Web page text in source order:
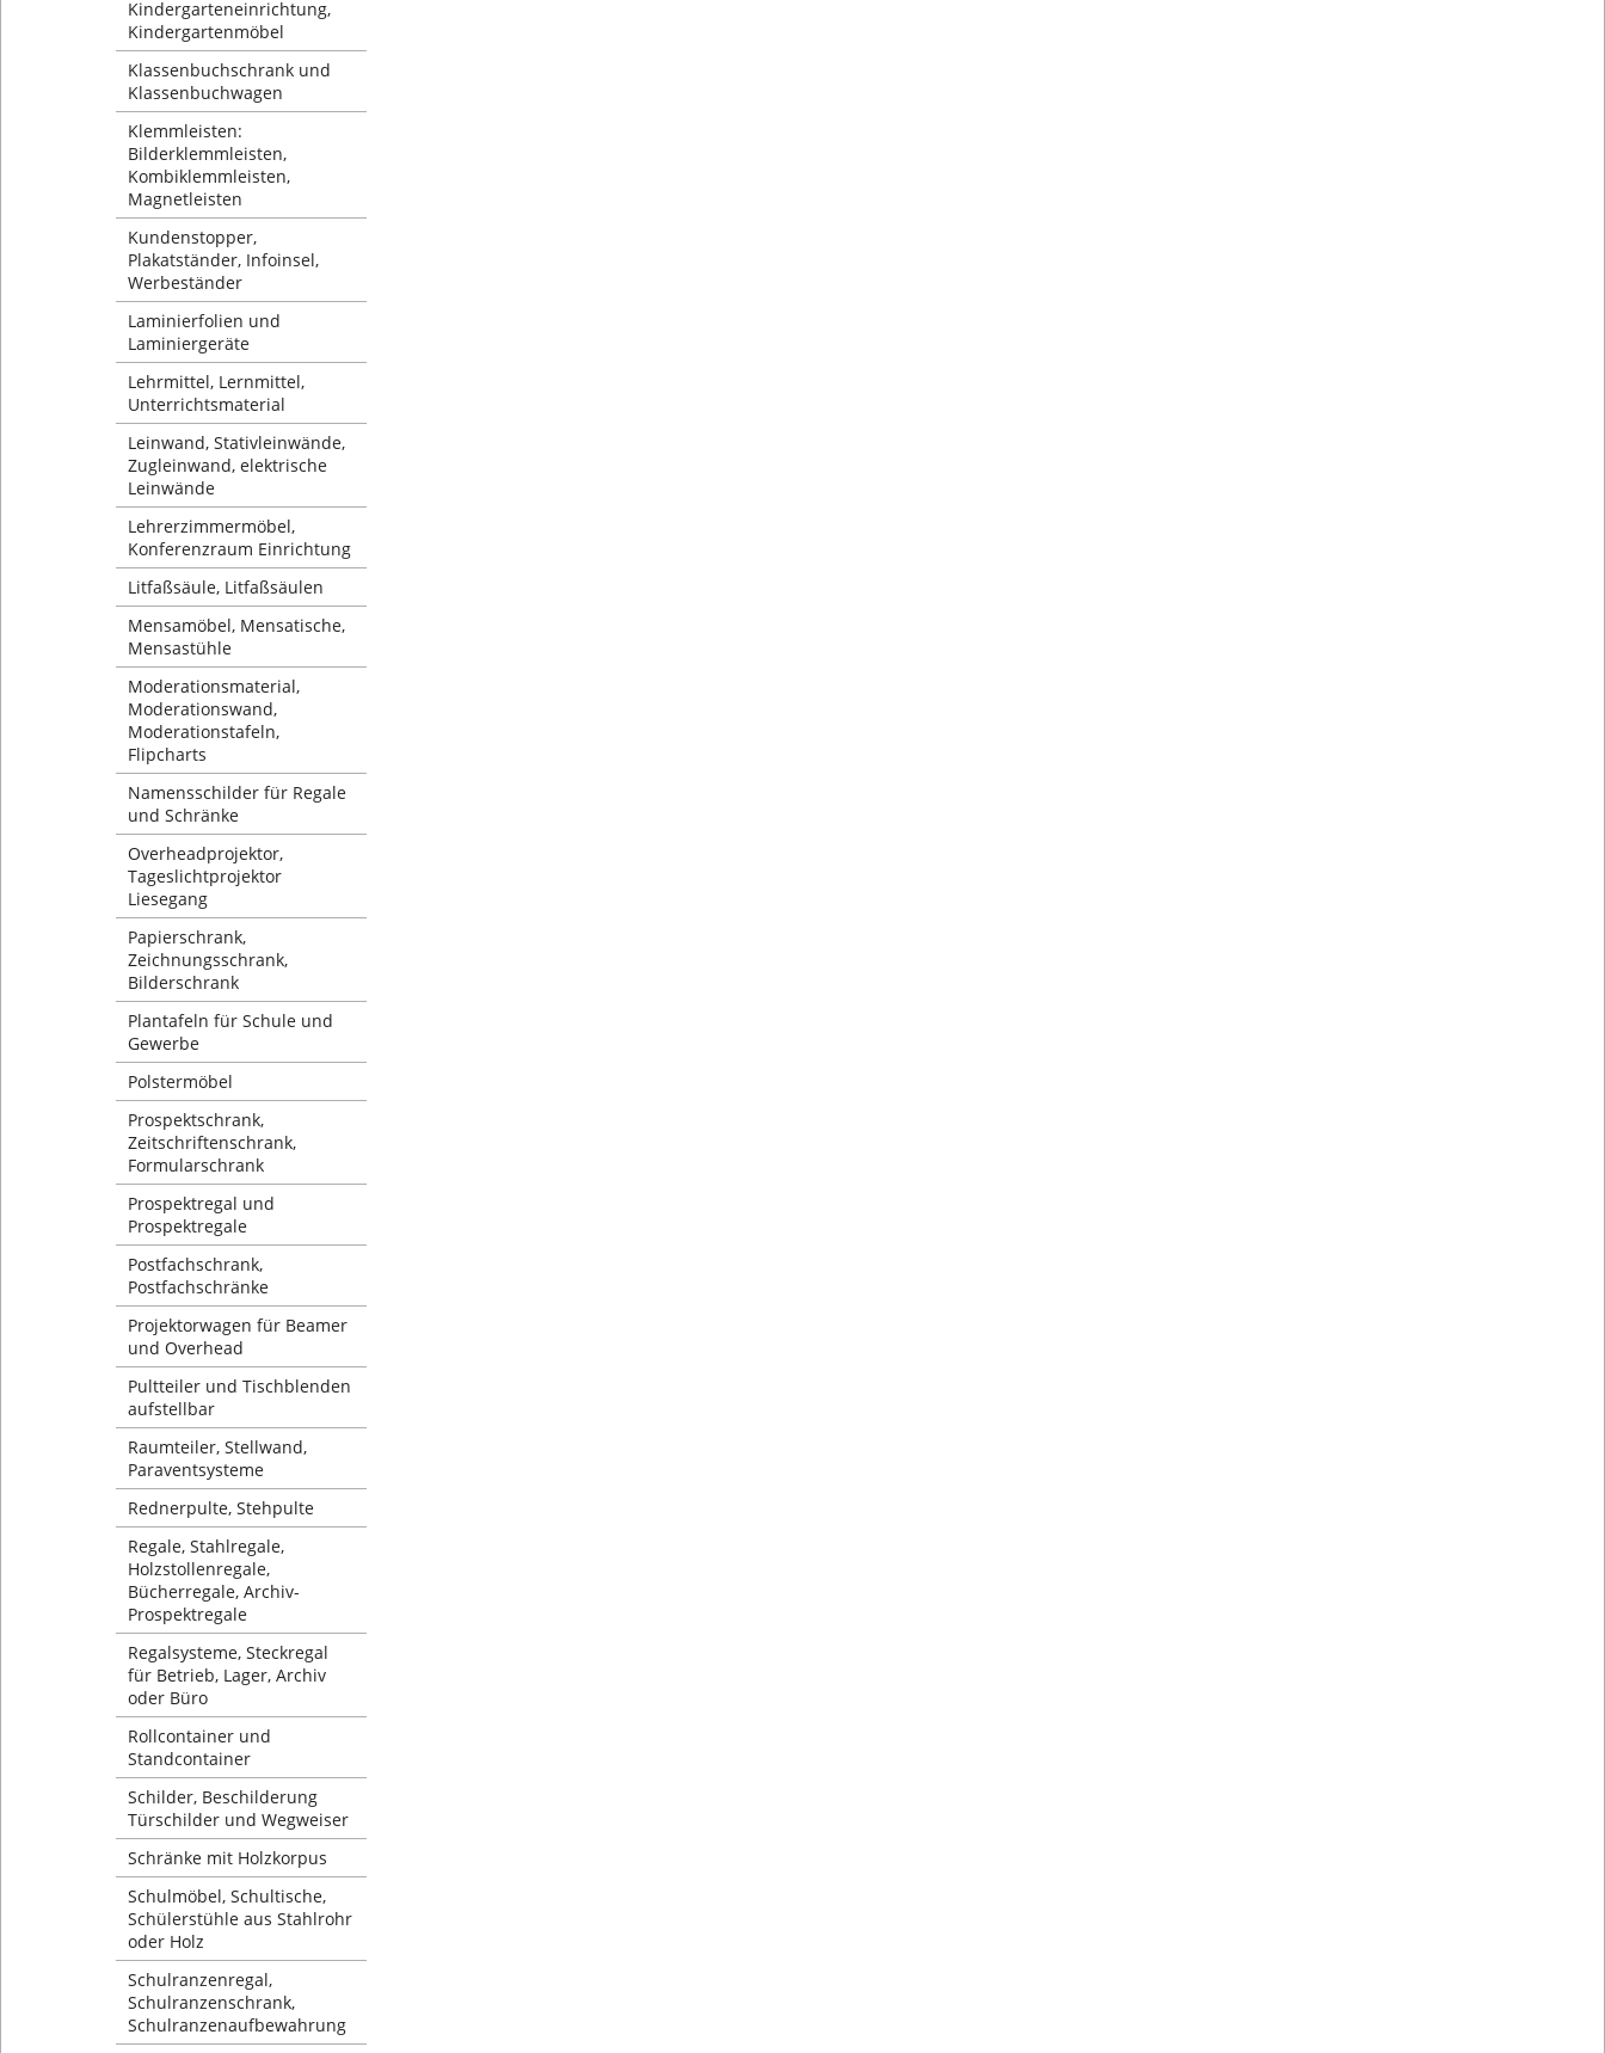
Kindergarteneinrichtung,
Kindergartenmöbel
Klassenbuchschrank und
Klassenbuchwagen
Klemmleisten:
Bilderklemmleisten,
Kombiklemmleisten,
Magnetleisten
Kundenstopper,
Plakatständer, Infoinsel,
Werbeständer
Laminierfolien und
Laminiergeräte
Lehrmittel, Lernmittel,
Unterrichtsmaterial
Leinwand, Stativleinwände,
Zugleinwand, elektrische
Leinwände
Lehrerzimmermöbel,
Konferenzraum Einrichtung
Litfaßsäule, Litfaßsäulen
Mensamöbel, Mensatische,
Mensastühle
Moderationsmaterial,
Moderationswand,
Moderationstafeln,
Flipcharts
Namensschilder für Regale
und Schränke
Overheadprojektor,
Tageslichtprojektor
Liesegang
Papierschrank,
Zeichnungsschrank,
Bilderschrank
Plantafeln für Schule und
Gewerbe
Polstermöbel
Prospektschrank,
Zeitschriftenschrank,
Formularschrank
Prospektregal und
Prospektregale
Postfachschrank,
Postfachschränke
Projektorwagen für Beamer
und Overhead
Pultteiler und Tischblenden
aufstellbar
Raumteiler, Stellwand,
Paraventsysteme
Rednerpulte, Stehpulte
Regale, Stahlregale,
Holzstollenregale,
Bücherregale, Archiv-
Prospektregale
Regalsysteme, Steckregal
für Betrieb, Lager, Archiv
oder Büro
Rollcontainer und
Standcontainer
Schilder, Beschilderung
Türschilder und Wegweiser
Schränke mit Holzkorpus
Schulmöbel, Schultische,
Schülerstühle aus Stahlrohr
oder Holz
Schulranzenregal,
Schulranzenschrank,
Schulranzenaufbewahrung